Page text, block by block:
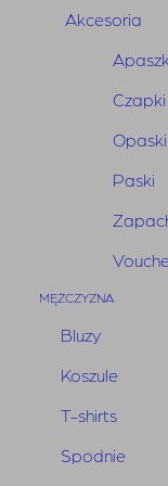
Akcesoria
Czapki
Opaski
Paski
MĘŻCZYZNA
Bluzy
Koszule
T-shirts
Spodnie
adres:
Bunny The
ul. Wiertnicza
02-952
tel. 884 992
2.
fiskalny),
3. Załączenie
Koszt
Zwrot wpłaty
daty